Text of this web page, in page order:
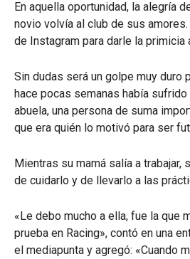
En aquella oportunidad, la alegría
novio volvía al club de sus
de Instagram para darle la primicia
Sin dudas será un golpe muy duro
hace pocas semanas había
abuela, una persona de suma
que era quién lo motivó para ser
Mientras su mamá salía a trabajar,
de cuidarlo y de llevarlo a las
«Le debo mucho a ella, fue la que
prueba en Racing», contó en una
el mediapunta y agregó: «Cuando